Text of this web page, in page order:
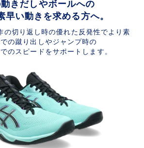
きだしやボールへの
早い動きを求める方へ。
の切り返し時の優れた反発性でより素
の蹴り出しやジャンプ時の
のスピードをサポートします。